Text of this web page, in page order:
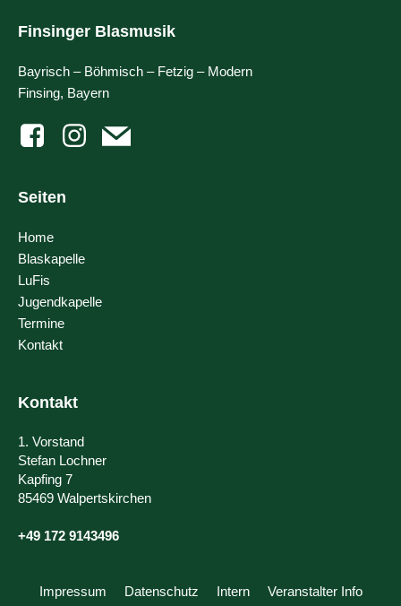
Finsinger Blasmusik
Bayrisch – Böhmisch – Fetzig – Modern
Finsing, Bayern
Seiten
Home
Blaskapelle
LuFis
Jugendkapelle
Termine
Kontakt
Kontakt
1. Vorstand
Stefan Lochner
Kapfing 7
85469 Walpertskirchen
+49 172 9143496
Impressum Datenschutz Intern Veranstalter Info